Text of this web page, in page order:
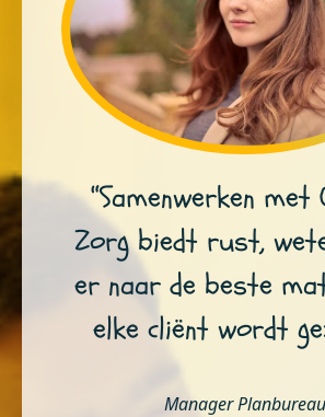
“Samenwerken met
Zorg biedt rust,
er naar de beste
elke cliënt wordt
Manager Planbureau